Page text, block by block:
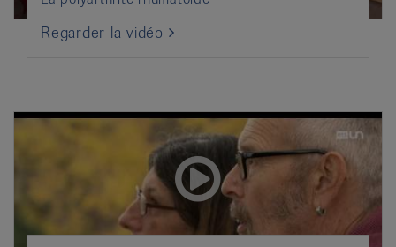
Regarder la vidéo